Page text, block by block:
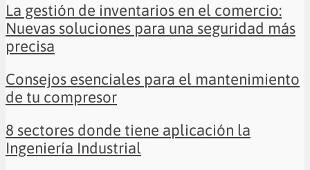
La gestión de inventarios en el comercio:
Nuevas soluciones para una seguridad más
precisa
Consejos esenciales para el mantenimiento
de tu compresor
8 sectores donde tiene aplicación la
Ingeniería Industrial